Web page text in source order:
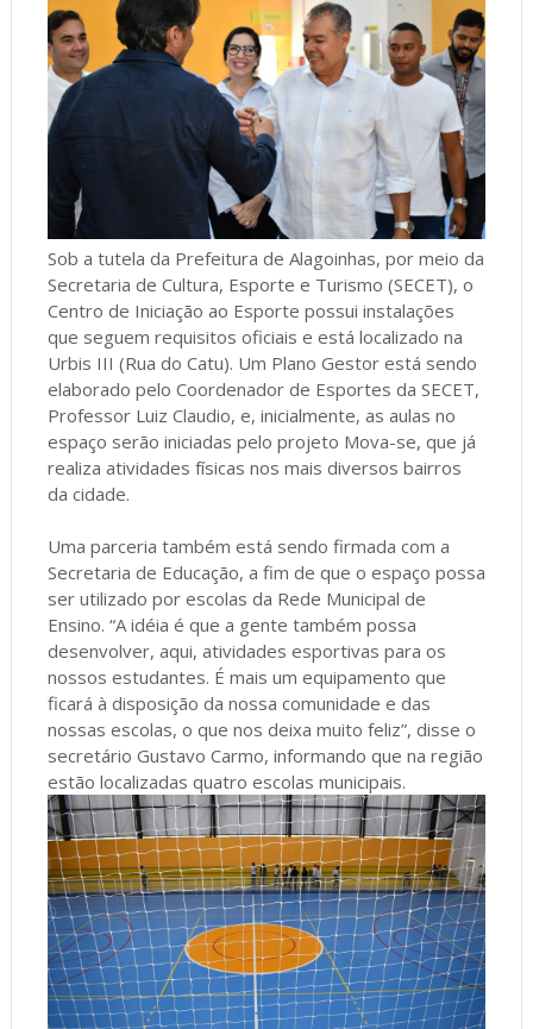
Sob a tutela da Prefeitura de Alagoinhas, por meio da
Secretaria de Cultura, Esporte e Turismo (SECET), o
Centro de Iniciação ao Esporte possui instalações
que seguem requisitos oficiais e está localizado na
Urbis III (Rua do Catu). Um Plano Gestor está sendo
elaborado pelo Coordenador de Esportes da SECET,
Professor Luiz Claudio, e, inicialmente, as aulas no
espaço serão iniciadas pelo projeto Mova-se, que já
realiza atividades físicas nos mais diversos bairros
da cidade.
Uma parceria também está sendo firmada com a
Secretaria de Educação, a fim de que o espaço possa
ser utilizado por escolas da Rede Municipal de
Ensino. “A idéia é que a gente também possa
desenvolver, aqui, atividades esportivas para os
nossos estudantes. É mais um equipamento que
ficará à disposição da nossa comunidade e das
nossas escolas, o que nos deixa muito feliz”, disse o
secretário Gustavo Carmo, informando que na região
estão localizadas quatro escolas municipais.